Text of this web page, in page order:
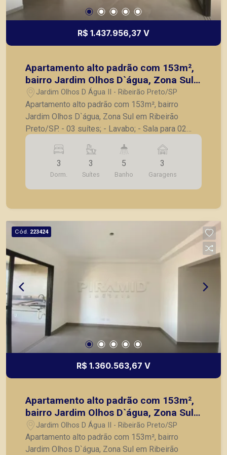
R$ 1.437.956,37 V
Apartamento alto padrão com 153m²,
bairro Jardim Olhos D`água, Zona Sul
em Ribeirão Preto/SP.
Jardim Olhos D Água II - Ribeirão Preto/SP
Apartamento alto padrão com 153m², bairro
Jardim Olhos D`água, Zona Sul em Ribeirão
Preto/SP. - 03 suítes; - Lavabo; - Sala para 02
ambientes; - Varanda gourmet; - Cozinha; -
Lavanderia; - Banheiro de serviço; - 03 vagas de
garagem. A Piramid tem como objetivo atender
seus clientes com agilidade e segurança, em
locação, vendas de imóveis prontos, usados
3
Dorm.
3
Suítes
5
Banho
3
Garagens
Cód. 223424
R$ 1.360.563,67 V
Apartamento alto padrão com 153m²,
bairro Jardim Olhos D`água, Zona Sul
em Ribeirão Preto/SP.
Jardim Olhos D Água II - Ribeirão Preto/SP
Apartamento alto padrão com 153m², bairro
Jardim Olhos D`água, Zona Sul em Ribeirão